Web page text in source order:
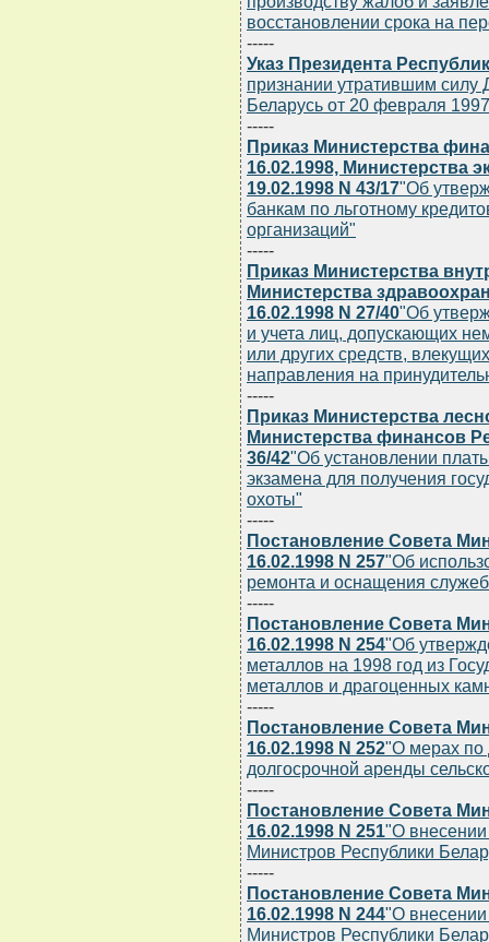
восстановлении срока на
-----
Указ Президента
признании утратившим силу
Беларусь от 20 февраля
-----
Приказ Министерства
16.02.1998, Министерства
19.02.1998 N 43/17"Об
банкам по льготному
организаций"
-----
Приказ Министерства
Министерства
16.02.1998 N 27/40"Об
и учета лиц, допускающих
или других средств,
направления на
-----
Приказ Министерства
Министерства финансов
36/42"Об установлении
экзамена для получения
охоты"
-----
Постановление Совета
16.02.1998 N 257"Об
ремонта и оснащения
-----
Постановление Совета
16.02.1998 N 254"Об
металлов на 1998 год из
металлов и драгоценных
-----
Постановление Совета
16.02.1998 N 252"О мерах по
долгосрочной аренды
-----
Постановление Совета
16.02.1998 N 251"О
Министров Республики
-----
Постановление Совета
16.02.1998 N 244"О
Министров Республики